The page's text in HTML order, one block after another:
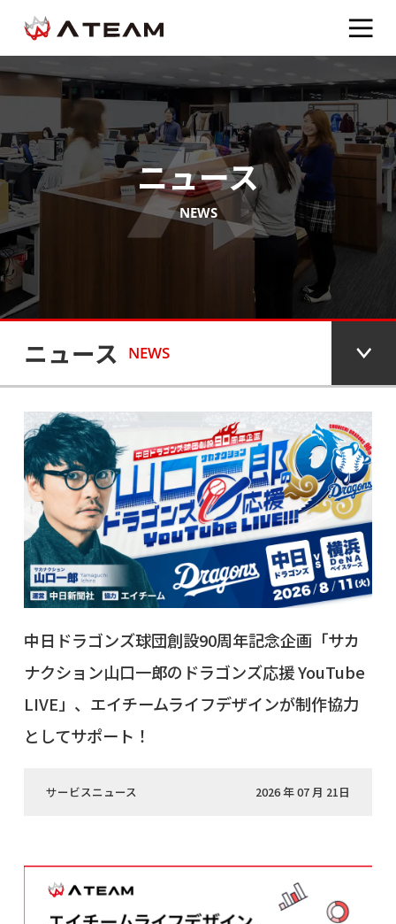
ニュース
NEWS
ニュース NEWS
中日ドラゴンズ球団創設90周年記念企画「サカ
ナクション山口一郎のドラゴンズ応援 YouTube
LIVE」、エイチームライフデザインが制作協力
としてサポート！
サービスニュース 2026 年 07 月 21日